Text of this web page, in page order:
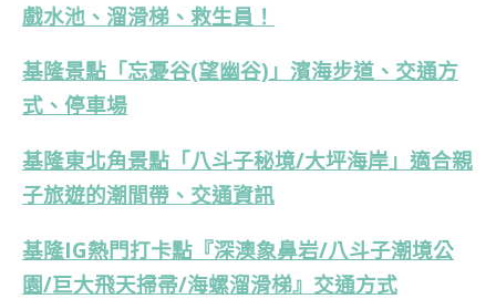
戲水池、溜滑梯、救生員！
基隆景點「忘憂谷(望幽谷)」濱海步道、交通方
式、停車場
基隆東北角景點「八斗子秘境/大坪海岸」適合親
子旅遊的潮間帶、交通資訊
基隆IG熱門打卡點『深澳象鼻岩/八斗子潮境公
園/巨大飛天掃帚/海螺溜滑梯』交通方式